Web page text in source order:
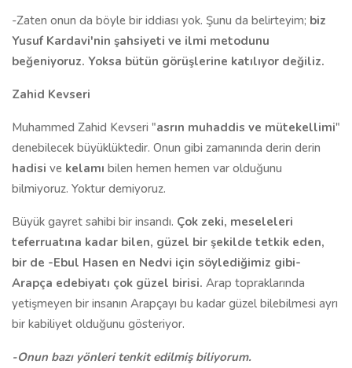
-Zaten onun da böyle bir iddiası yok. Şunu da belirteyim; biz
Yusuf Kardavi'nin şahsiyeti ve ilmi metodunu
beğeniyoruz. Yoksa bütün görüşlerine katılıyor değiliz.
Zahid Kevseri
Muhammed Zahid Kevseri "asrın muhaddis ve mütekellimi"
denebilecek büyüklüktedir. Onun gibi zamanında derin derin
hadisi ve kelamı bilen hemen hemen var olduğunu
bilmiyoruz. Yoktur demiyoruz.
Büyük gayret sahibi bir insandı. Çok zeki, meseleleri
teferruatına kadar bilen, güzel bir şekilde tetkik eden,
bir de -Ebul Hasen en Nedvi için söylediğimiz gibi-
Arapça edebiyatı çok güzel birisi. Arap topraklarında
yetişmeyen bir insanın Arapçayı bu kadar güzel bilebilmesi ayrı
bir kabiliyet olduğunu gösteriyor.
-Onun bazı yönleri tenkit edilmiş biliyorum.